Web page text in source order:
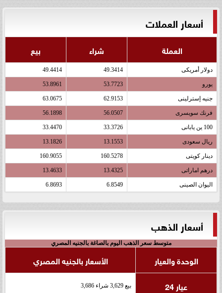
أسعار العملات
العملة شراء بيع
دولار أمريكى 49.3414
49.4414
يورو 53.7723
53.8961
جنيه إسترلينى 62.9153
63.0675
فرنك سويسرى 56.0507
56.1898
100 ين يابانى 33.3726
33.4470
ريال سعودى 13.1553
13.1826
دينار كويتى 160.5278
160.9055
درهم اماراتى 13.4325
13.4633
اليوان الصينى 6.8549
6.8693
أسعار الذهب
متوسط سعر الذهب اليوم بالصاغة بالجنيه المصري
الوحدة والعيار
الأسعار بالجنيه المصري
عيار 24
بيع 3,629 شراء 3,686